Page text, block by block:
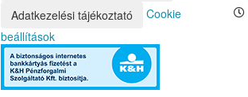
Adatkezelési tájékoztató
Cookie
beállítások